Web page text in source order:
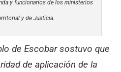
y funcionarios de los ministerios
y de Justicia.
de Escobar sostuvo que
de aplicación de la